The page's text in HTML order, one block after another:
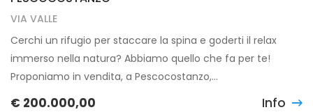
VIA VALLE
Cerchi un rifugio per staccare la spina e goderti il relax
immerso nella natura? Abbiamo quello che fa per te!
Proponiamo in vendita, a Pescocostanzo,...
€ 200.000,00 Info